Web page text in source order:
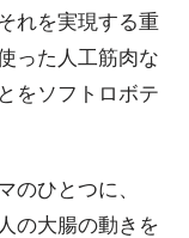
れを実現する重
った人工筋肉な
をソフトロボテ
のひとつに、
の大腸の動きを